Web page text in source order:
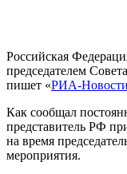
Российская
председателем
пишет «РИА-Новости
Как сообщал
представитель РФ
на время
мероприятия.